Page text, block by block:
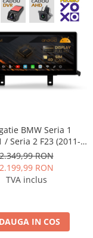
BMW Seria 1
/ Seria 2 F23 (2011-
NBT, Android
/ 4GB RAM +
12.3" Inch - AD-
RON
2.199,99 RON
TVA inclus
IN COS